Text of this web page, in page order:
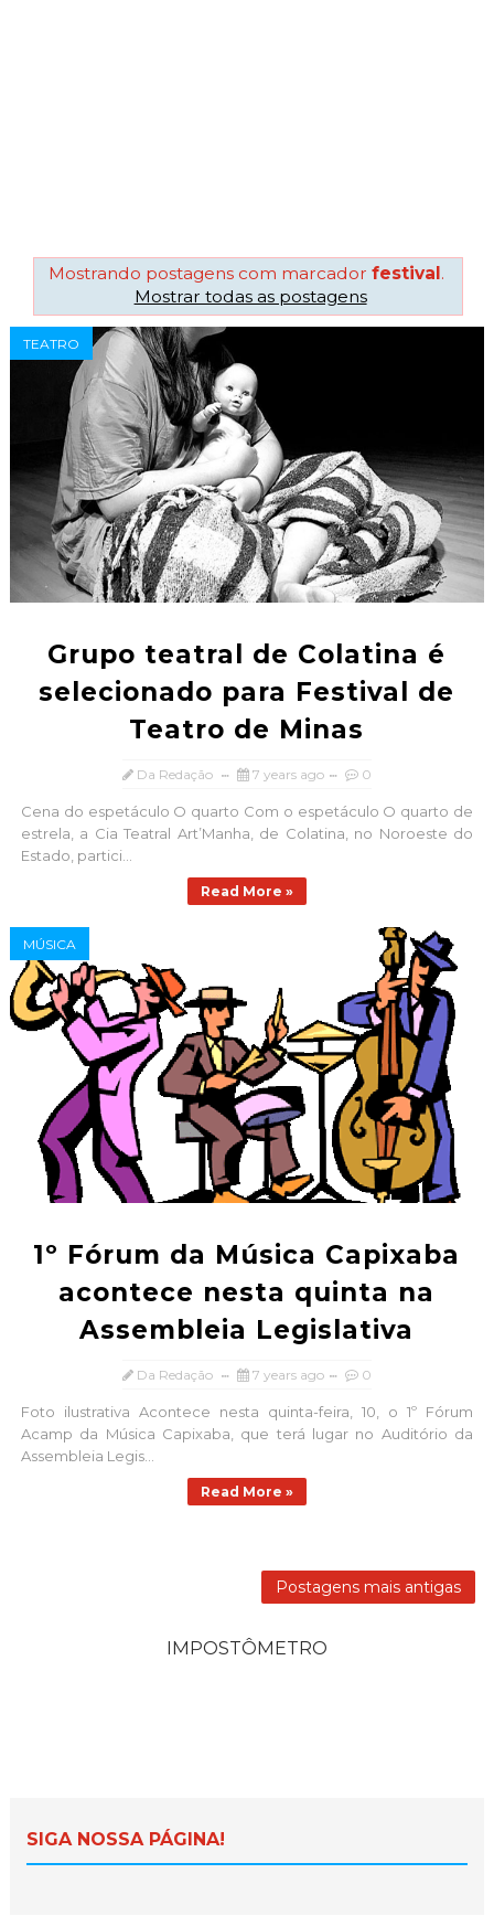
Mostrando postagens com marcadorfestival .
Mostrar todas as postagens
TEATRO
Grupo teatral de Colatina é
selecionado para Festival de
Teatro de Minas
Da Redação 7 years ago 0
Cena do espetáculo O quarto Com o espetáculo O quarto de
estrela, a Cia Teatral Art’Manha, de Colatina, no Noroeste do
Estado, partici...
Read More »
MÚSICA
1º Fórum da Música Capixaba
acontece nesta quinta na
Assembleia Legislativa
Da Redação 7 years ago 0
Foto ilustrativa Acontece nesta quinta-feira, 10, o 1º Fórum
Acamp da Música Capixaba, que terá lugar no Auditório da
Assembleia Legis...
Read More »
Postagens mais antigas
IMPOSTÔMETRO
SIGA NOSSA PÁGINA!